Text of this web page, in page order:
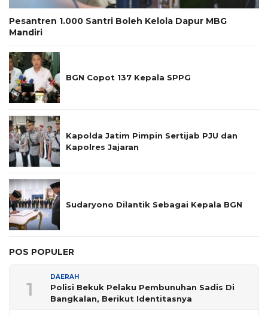
Pesantren 1.000 Santri Boleh Kelola Dapur MBG
Mandiri
BGN Copot 137 Kepala SPPG
Kapolda Jatim Pimpin Sertijab PJU dan
Kapolres Jajaran
Sudaryono Dilantik Sebagai Kepala BGN
POS POPULER
1
DAERAH
Polisi Bekuk Pelaku Pembunuhan Sadis Di
Bangkalan, Berikut Identitasnya